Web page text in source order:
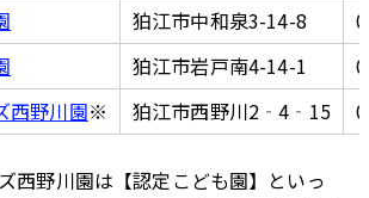
狛江市中和泉3-14-8
狛江市岩戸南4-14-1
西野川園※ 狛江市西野川2‐4‐15
西野川園は【認定こども園】といっ